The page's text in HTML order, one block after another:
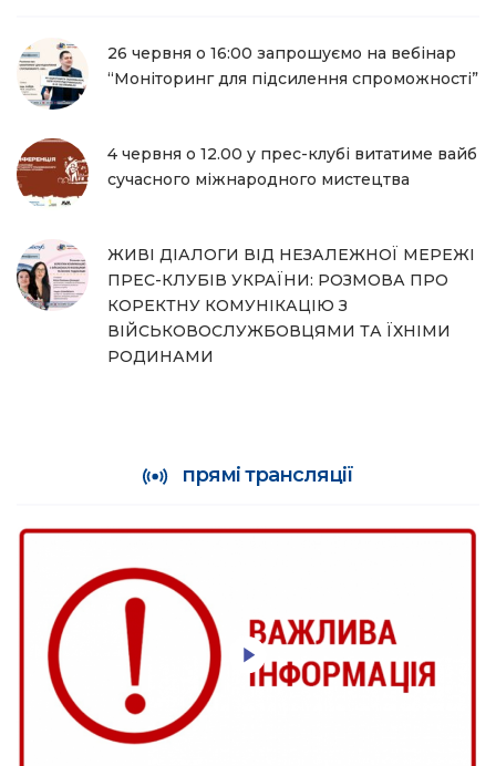
26 червня о 16:00 запрошуємо на вебінар
“Моніторинг для підсилення спроможності”
4 червня о 12.00 у прес-клубі витатиме вайб
сучасного міжнародного мистецтва
ЖИВІ ДІАЛОГИ ВІД НЕЗАЛЕЖНОЇ МЕРЕЖІ
ПРЕС-КЛУБІВ УКРАЇНИ: РОЗМОВА ПРО
КОРЕКТНУ КОМУНІКАЦІЮ З
ВІЙСЬКОВОСЛУЖБОВЦЯМИ ТА ЇХНІМИ
РОДИНАМИ
прямі трансляції